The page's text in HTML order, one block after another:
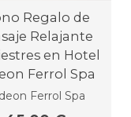
Regalo de
Relajante
en Hotel
Ferrol Spa
Ferrol Spa